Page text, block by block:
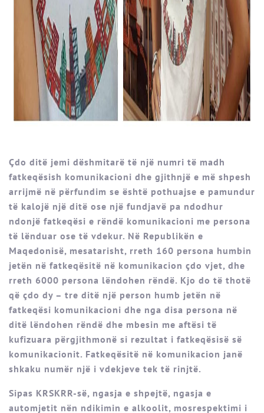
Çdo ditë jemi dëshmitarë të një numri të madh
fatkeqësish komunikacioni dhe gjithnjë e më shpesh
arrijmë në përfundim se është pothuajse e pamundur
të kalojë një ditë ose një fundjavë pa ndodhur
ndonjë fatkeqësi e rëndë komunikacioni me persona
të lënduar ose të vdekur. Në Republikën e
Maqedonisë, mesatarisht, rreth 160 persona humbin
jetën në fatkeqësitë në komunikacion çdo vjet, dhe
rreth 6000 persona lëndohen rëndë. Kjo do të thotë
që çdo dy – tre ditë një person humb jetën në
fatkeqësi komunikacioni dhe nga disa persona në
ditë lëndohen rëndë dhe mbesin me aftësi të
kufizuara përgjithmonë si rezultat i fatkeqësisë së
komunikacionit. Fatkeqësitë në komunikacion janë
shkaku numër një i vdekjeve tek të rinjtë.
Sipas KRSKRR-së, ngasja e shpejtë, ngasja e
automjetit nën ndikimin e alkoolit, mosrespektimi i